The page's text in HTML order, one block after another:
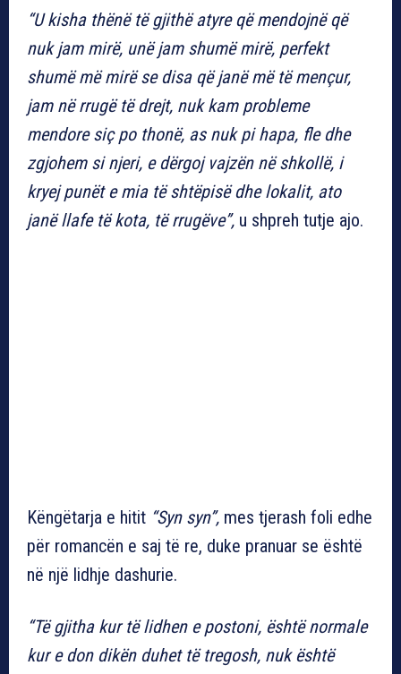
“U kisha thënë të gjithë atyre që mendojnë që
nuk jam mirë, unë jam shumë mirë, perfekt
shumë më mirë se disa që janë më të mençur,
jam në rrugë të drejt, nuk kam probleme
mendore siç po thonë, as nuk pi hapa, fle dhe
zgjohem si njeri, e dërgoj vajzën në shkollë, i
kryej punët e mia të shtëpisë dhe lokalit, ato
janë llafe të kota, të rrugëve”, u shpreh tutje ajo.
Këngëtarja e hitit “Syn syn”, mes tjerash foli edhe
për romancën e saj të re, duke pranuar se është
në një lidhje dashurie.
“Të gjitha kur të lidhen e postoni, është normale
kur e don dikën duhet të tregosh, nuk është